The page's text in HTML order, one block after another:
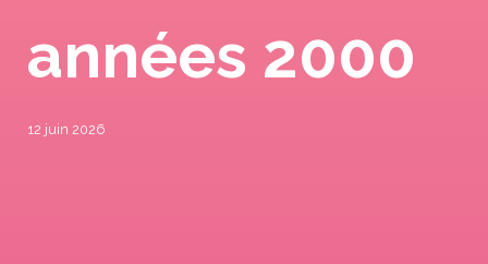
années 2000
12 juin 2026